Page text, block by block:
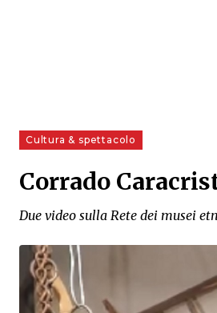
Cultura & spettacolo
Corrado
Due video sulla Rete dei musei